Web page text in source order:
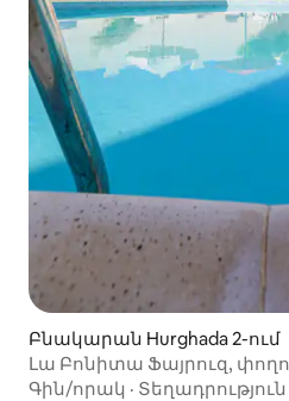
Բնակարան Hurghada 2-ում
Լա Բոնիտա Ֆայրուզ,
Գին/որակ · Տեղադրություն